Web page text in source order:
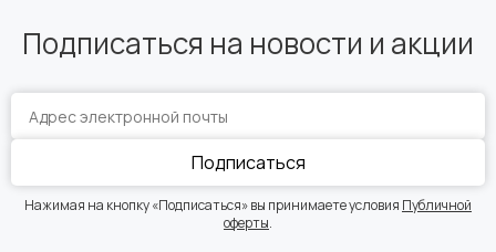
Подписаться на новости и акции
Подписаться
Нажимая на кнопку «Подписаться» вы принимаете условия Публичной
оферты.